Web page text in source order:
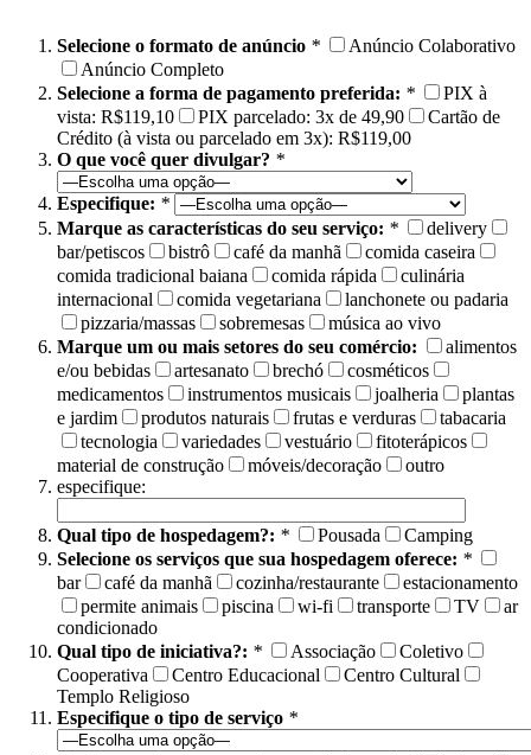
Selecione o formato de anúncio *
Anúncio Colaborativo
Anúncio Completo
Selecione a forma de pagamento preferida: *
PIX à
vista: R$119,10
PIX parcelado: 3x de 49,90
Cartão de
Crédito (à vista ou parcelado em 3x): R$119,00
O que você quer divulgar? *
Especifique: *
Marque as características do seu serviço: *
delivery
bar/petiscos
bistrô café da manhã
comida caseira
comida tradicional baiana
comida rápida
culinária
internacional
comida vegetariana
lanchonete ou padaria
pizzaria/massas
sobremesas
música ao vivo
Marque um ou mais setores do seu comércio:
alimentos
e/ou bebidas
artesanato brechó
cosméticos
medicamentos
instrumentos musicais joalheria
plantas
e jardim
produtos naturais frutas e verduras
tabacaria
tecnologia
variedades vestuário
fitoterápicos
material de construção
móveis/decoração
outro
especifique:
Qual tipo de hospedagem?: * Pousada
Camping
Selecione os serviços que sua hospedagem oferece: *
bar
café da manhã cozinha/restaurante
estacionamento
permite animais
piscina wi-fi transporte TV
ar
condicionado
Qual tipo de iniciativa?: * Associação
Coletivo
Cooperativa
Centro Educacional
Centro Cultural
Templo Religioso
Especifique o tipo de serviço *